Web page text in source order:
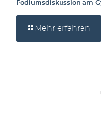
Podiumsdiskussion am
Mehr erfahren